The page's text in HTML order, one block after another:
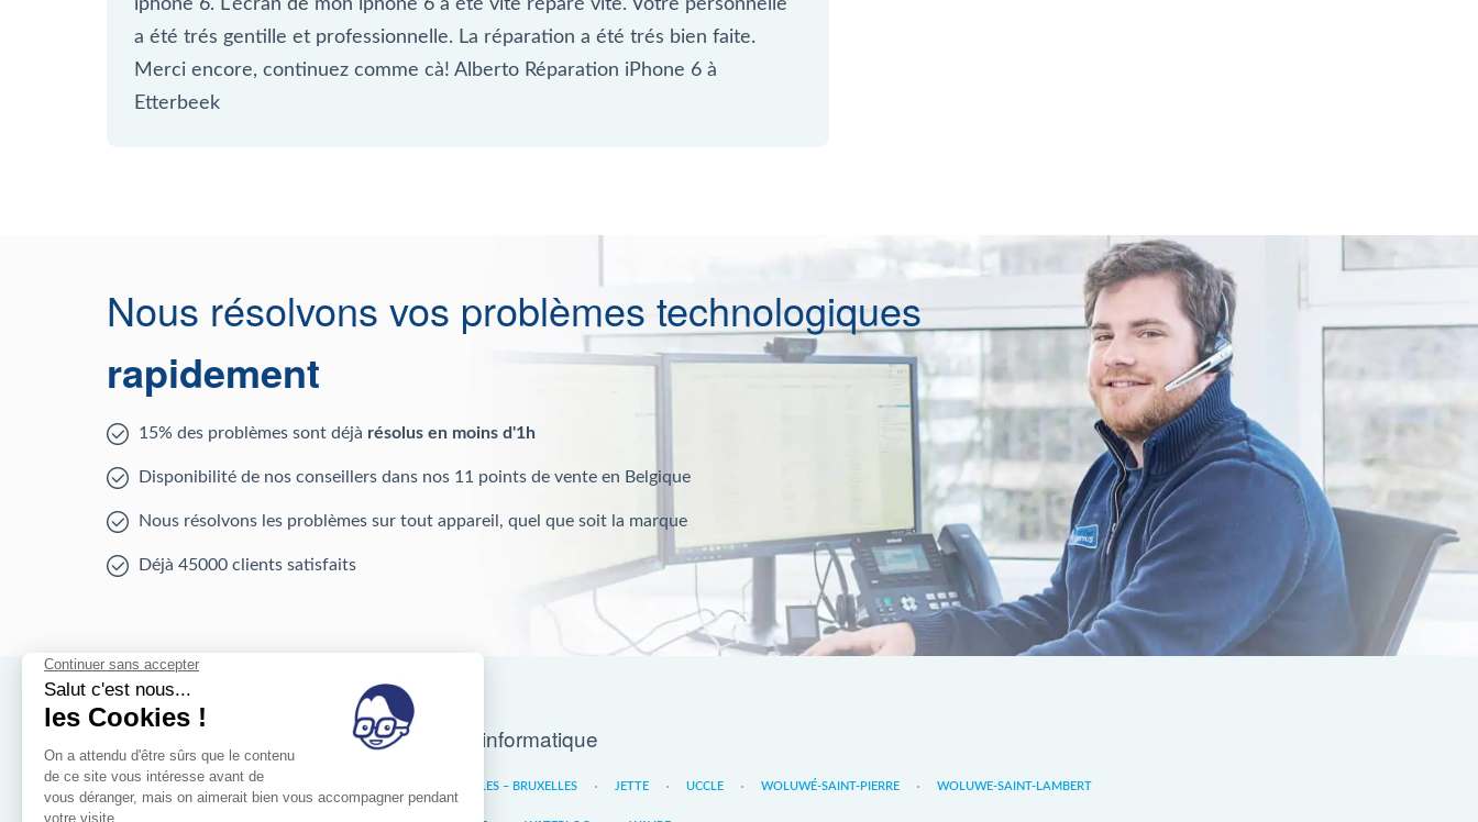
iphone 6. L'écran de mon iphone 6 a été vite réparé vite. Votre personnelle
a été trés gentille et professionnelle. La réparation a été trés bien faite.
Merci encore, continuez comme cà! Alberto Réparation iPhone 6 à
Etterbeek
Nous résolvons vos problèmes technologiques
rapidement
15% des problèmes sont déjà résolus en moins d'1h
Disponibilité de nos conseillers dans nos 11 points de vente en Belgique
Nous résolvons les problèmes sur tout appareil, quel que soit la marque
Déjà 45000 clients satisfaits
Nos magasins d'informatique
IXELLES – BRUXELLES JETTE UCCLE WOLUWÉ-SAINT-PIERRE WOLUWE-SAINT-LAMBERT